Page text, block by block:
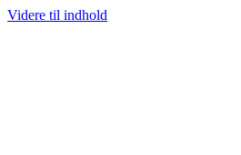
Videre til indhold